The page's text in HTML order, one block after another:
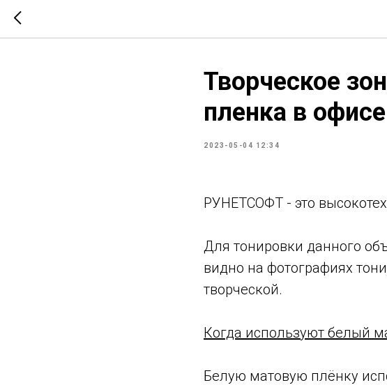
Творческое
пленка в
2023-05-04 12:34
РУНЕТСОФТ - это
Для тонировки данного
видно на фотографиях
творческой.
Когда используют белый
Белую матовую плёнку